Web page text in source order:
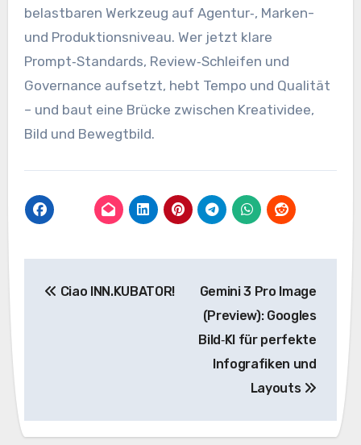
belastbaren Werkzeug auf Agentur‑, Marken-
und Produktionsniveau. Wer jetzt klare
Prompt‑Standards, Review‑Schleifen und
Governance aufsetzt, hebt Tempo und Qualität
– und baut eine Brücke zwischen Kreatividee,
Bild und Bewegtbild.
Ciao INN.KUBATOR!
Gemini 3 Pro Image
(Preview): Googles
Bild‑KI für perfekte
Infografiken und
Layouts